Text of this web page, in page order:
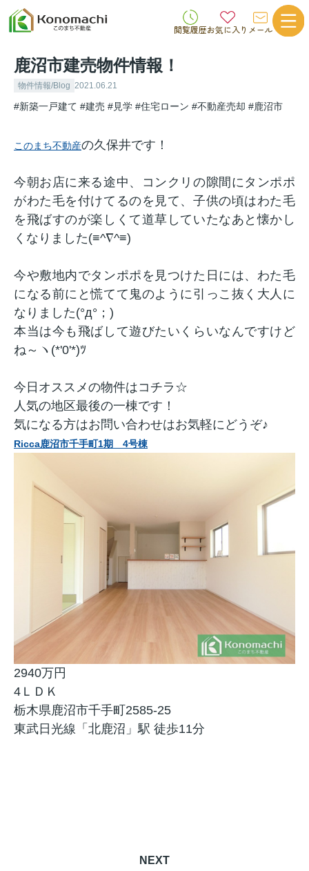
閲覧履歴お気に入り メール
鹿沼市建売物件情報！
物件情報/Blog 2021.06.21
#新築一戸建て #建売 #見学 #住宅ローン #不動産売却 #鹿沼市
このまち不動産の久保井です！
今朝お店に来る途中、コンクリの隙間にタンポポ
がわた毛を付けてるのを見て、子供の頃はわた毛
を飛ばすのが楽しくて道草していたなあと懐かし
くなりました(≡^∇^≡)
今や敷地内でタンポポを見つけた日には、わた毛
になる前にと慌てて鬼のように引っこ抜く大人に
なりました(°д°；)
本当は今も飛ばして遊びたいくらいなんですけど
ね～ヽ(*'0'*)ﾂ
今日オススメの物件はコチラ☆
人気の地区最後の一棟です！
気になる方はお問い合わせはお気軽にどうぞ♪
Ricca鹿沼市千手町1期 4号棟
2940万円
4ＬＤＫ
栃木県鹿沼市千手町2585-25
東武日光線「北鹿沼」駅 徒歩11分
NEXT